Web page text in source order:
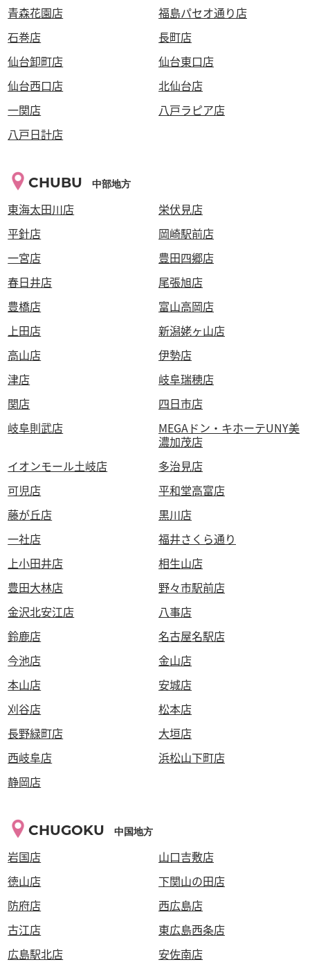
青森花園店
福島パセオ通り店
石巻店
長町店
仙台卸町店
仙台東口店
仙台西口店
北仙台店
一関店
八戸ラピア店
八戸日計店
CHUBU 中部地方
東海太田川店
栄伏見店
平針店
岡崎駅前店
一宮店
豊田四郷店
春日井店
尾張旭店
豊橋店
富山高岡店
上田店
新潟姥ヶ山店
高山店
伊勢店
津店
岐阜瑞穂店
関店
四日市店
岐阜則武店
MEGAドン・キホーテUNY美
濃加茂店
イオンモール土岐店
多治見店
可児店
平和堂高富店
藤が丘店
黒川店
一社店
福井さくら通り
上小田井店
相生山店
豊田大林店
野々市駅前店
金沢北安江店
八事店
鈴鹿店
名古屋名駅店
今池店
金山店
本山店
安城店
刈谷店
松本店
長野緑町店
大垣店
西岐阜店
浜松山下町店
静岡店
CHUGOKU 中国地方
岩国店
山口吉敷店
徳山店
下関山の田店
防府店
西広島店
古江店
東広島西条店
広島駅北店
安佐南店